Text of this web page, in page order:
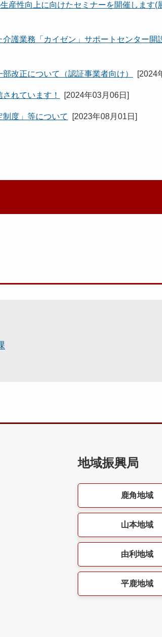
産性向上に向けたセミナーを開催します(
護業務「カイゼン」サポートセンター開
改正について（認証事業者向け） [2024
れています！ [2024年03月06日 ]
制度」等について [2023年08月01日 ]
地域振興局
鹿角地域
山本地域
由利地域
平鹿地域